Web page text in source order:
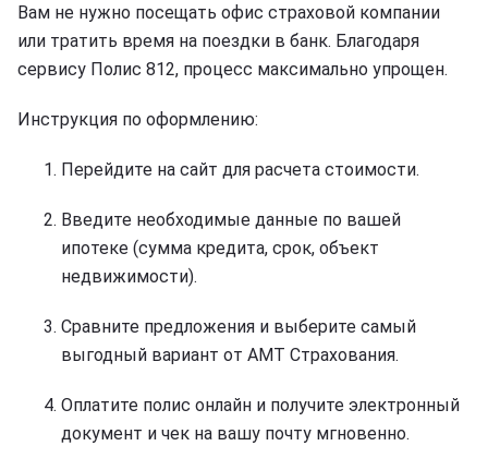
Вам не нужно посещать офис страховой компании
или тратить время на поездки в банк. Благодаря
сервису Полис 812, процесс максимально упрощен.
Инструкция по оформлению:
Перейдите на сайт для расчета стоимости.
Введите необходимые данные по вашей
ипотеке (сумма кредита, срок, объект
недвижимости).
Сравните предложения и выберите самый
выгодный вариант от АМТ Страхования.
Оплатите полис онлайн и получите электронный
документ и чек на вашу почту мгновенно.